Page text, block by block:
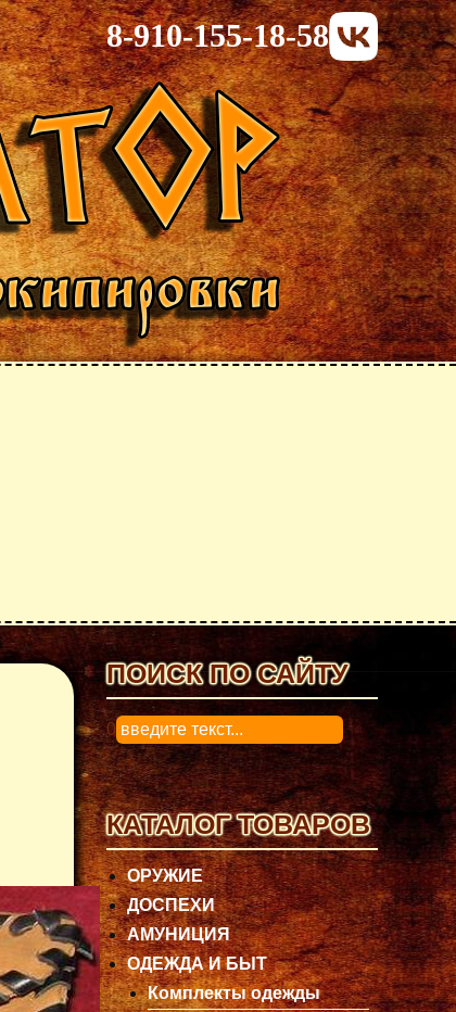
8-910-155-18-58
ПОИСК ПО САЙТУ
0
КАТАЛОГ ТОВАРОВ
ОРУЖИЕ
ДОСПЕХИ
АМУНИЦИЯ
ОДЕЖДА И БЫТ
Комплекты одежды